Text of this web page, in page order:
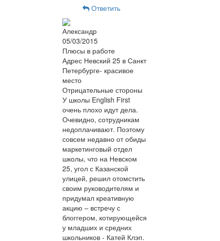
Ответить
Александр
05/03/2015
Плюсы в работе
Адрес Невский 25 в Санкт
Петербурге- красивое
место
Отрицательные стороны
У школы English First
очень плохо идут дела.
Очевидно, сотрудникам
недоплачивают. Поэтому
совсем недавно от обиды
маркетинговый отдел
школы, что на Невском
25, угол с Казанской
улицей, решил отомстить
своим руководителям и
придумал креативную
акцию – встречу с
блоггером, котирующейся
у младших и средних
школьников - Катей Клэп.